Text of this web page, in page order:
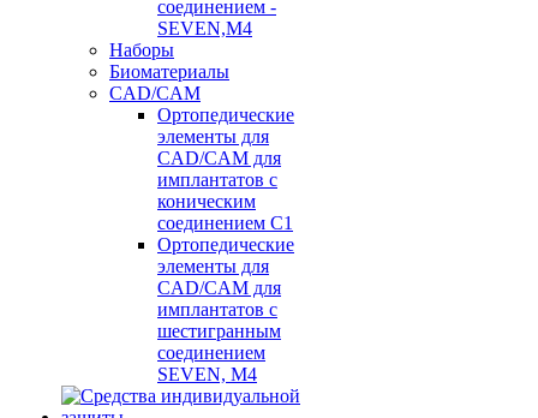
соединением -
SEVEN,M4
Наборы
Биоматериалы
CAD/CAM
Ортопедические
элементы для
CAD/CAM для
имплантатов с
коническим
соединением С1
Ортопедические
элементы для
CAD/CAM для
имплантатов с
шестигранным
соединением
SEVEN, М4